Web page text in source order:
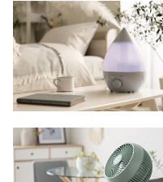
ェ
ッ
ク
し
た
ア
イ
テ
ム